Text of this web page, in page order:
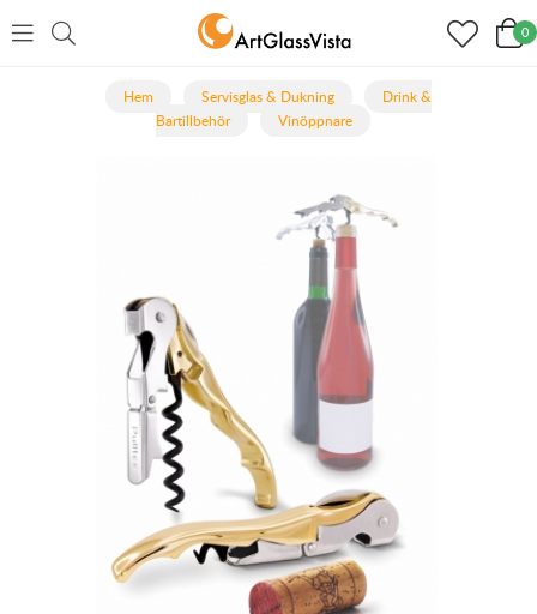
0
Hem Servisglas & Dukning
Drink &
Bartillbehör
Vinöppnare